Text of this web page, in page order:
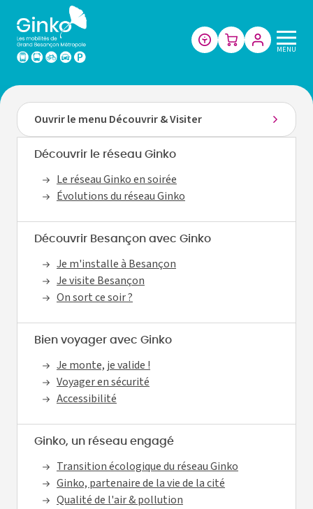
Les
mobilités
Besançon
Métropole
MENU
Ouvrir le menu Découvrir & Visiter
Découvrir le réseau Ginko
Le réseau Ginko en soirée
Évolutions du réseau Ginko
Découvrir Besançon avec Ginko
Je m'installe à Besançon
Je visite Besançon
On sort ce soir ?
Bien voyager avec Ginko
Je monte, je valide !
Voyager en sécurité
Accessibilité
Ginko, un réseau engagé
Transition écologique du réseau Ginko
Ginko, partenaire de la vie de la cité
Qualité de l'air & pollution